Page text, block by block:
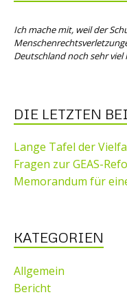
Ich mache mit, weil der
Deutschland noch sehr
DIE LETZTEN
Lange Tafel der
Fragen zur GEAS-
Memorandum für
KATEGORIEN
Allgemein
Bericht